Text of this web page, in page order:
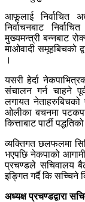
आफूलाई निर्वाचित
निर्वाचनबाट
मुख्यमन्त्री बन्नबाट
माओवादी समूहबिचको
।
यसरी हेर्दा
संचालन गर्न चाहने
लगायत नेताहरुबिचको
ओलीका बचनमा
कित्ताबाट पार्टी
व्यक्तिगत छलफलमा
भएपछि नेकपाको
प्रचण्डले सचिवालय
इङ्गित गर्दै कि
अध्यक्ष प्रचण्डद्वारा